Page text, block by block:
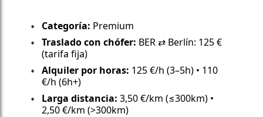
Categoría: Premium
Traslado con chófer: BER ⇄ Berlín: 125 €
(tarifa fija)
Alquiler por horas: 125 €/h (3–5h) • 110
€/h (6h+)
Larga distancia: 3,50 €/km (≤300km) •
2,50 €/km (>300km)